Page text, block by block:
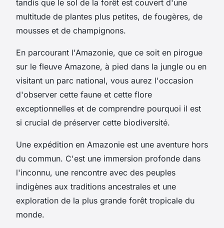
tandis que le sol de la forêt est couvert d'une
multitude de plantes plus petites, de fougères, de
mousses et de champignons.
En parcourant l'Amazonie, que ce soit en pirogue
sur le fleuve Amazone, à pied dans la jungle ou en
visitant un parc national, vous aurez l'occasion
d'observer cette faune et cette flore
exceptionnelles et de comprendre pourquoi il est
si crucial de préserver cette biodiversité.
Une expédition en Amazonie est une aventure hors
du commun. C'est une immersion profonde dans
l'inconnu, une rencontre avec des peuples
indigènes aux traditions ancestrales et une
exploration de la plus grande forêt tropicale du
monde.